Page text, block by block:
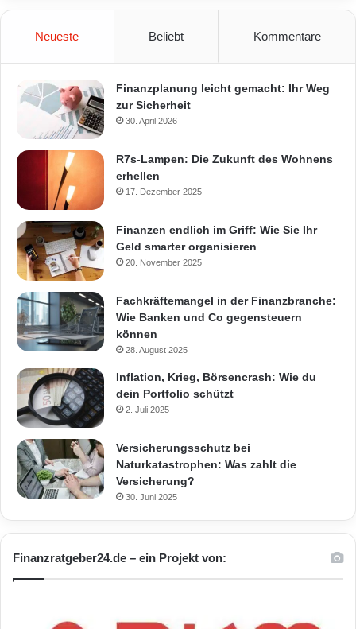
Neueste Beliebt Kommentare
Finanzplanung leicht gemacht: Ihr Weg
zur Sicherheit
30. April 2026
R7s-Lampen: Die Zukunft des Wohnens
erhellen
17. Dezember 2025
Finanzen endlich im Griff: Wie Sie Ihr
Geld smarter organisieren
20. November 2025
Fachkräftemangel in der Finanzbranche:
Wie Banken und Co gegensteuern
können
28. August 2025
Inflation, Krieg, Börsencrash: Wie du
dein Portfolio schützt
2. Juli 2025
Versicherungsschutz bei
Naturkatastrophen: Was zahlt die
Versicherung?
30. Juni 2025
Finanzratgeber24.de – ein Projekt von: